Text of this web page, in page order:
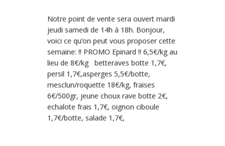
Notre point de vente sera ouvert mardi
jeudi samedi de 14h à 18h. Bonjour,
voici ce qu’on peut vous proposer cette
semaine: !! PROMO Epinard !! 6,5€/kg au
lieu de 8€/kg betteraves botte 1,7€,
persil 1,7€,asperges 5,5€/botte,
mesclun/roquette 18€/kg, fraises
6€/500gr, jeune choux rave botte 2€,
echalote frais 1,7€, oignon ciboule
1,7€/botte, salade 1,7€,